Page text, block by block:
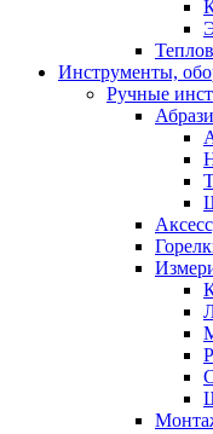
Инструменты,
Ручные